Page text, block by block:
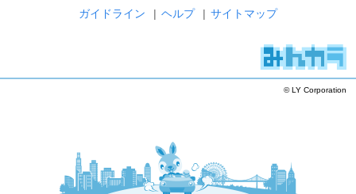
ガイドライン
| ヘルプ | サイトマップ
© LY Corporation